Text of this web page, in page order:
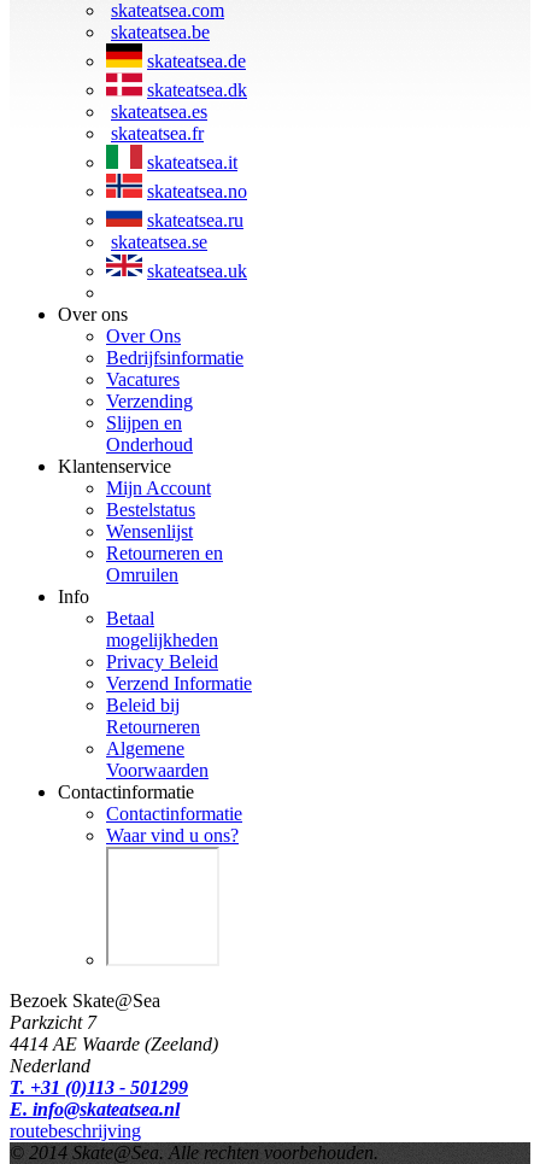
skateatsea.com
skateatsea.be
skateatsea.de
skateatsea.dk
skateatsea.es
skateatsea.fr
skateatsea.it
skateatsea.no
skateatsea.ru
skateatsea.se
skateatsea.uk
Over ons
Over Ons
Bedrijfsinformatie
Vacatures
Verzending
Slijpen en
Onderhoud
Klantenservice
Mijn Account
Bestelstatus
Wensenlijst
Retourneren en
Omruilen
Info
Betaal
mogelijkheden
Privacy Beleid
Verzend Informatie
Beleid bij
Retourneren
Algemene
Voorwaarden
Contactinformatie
Contactinformatie
Waar vind u ons?
Bezoek Skate@Sea
Parkzicht 7
4414 AE Waarde (Zeeland)
Nederland
T. +31 (0)113 - 501299
E. info@skateatsea.nl
routebeschrijving
© 2014 Skate@Sea. Alle rechten voorbehouden.